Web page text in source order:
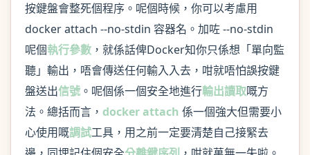
按鍵盤會整死個程序。呢個時候，你可以考慮用
docker attach --no-stdin 容器名。加咗 --no-stdin
呢個執行參數 ，就係話俾Docker知你只係想「單向監
聽」輸出，唔會傳送任何輸入入去，咁就唔怕誤按鍵
盤送出信號 。呢個係一個安全地進行輸出讀取嘅方
法。總括而言， docker attach 係一個強大但需要小
心使用嘅調試工具，用之前一定要清楚自己接緊去